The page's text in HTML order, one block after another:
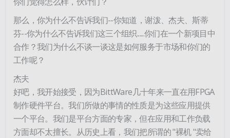
那么，你为什么不告诉我们--你知道，谢泼、杰夫、斯蒂
芬--你为什么不告诉我们这三个组织......你们在一个新项目中
合作？我们为什么不谈一谈这是如何服务于市场和你们的
工作呢？
杰夫
好吧，我开始接受，因为BittWare几十年来一直在用FPGA
制作硬件平台。我们所做的事情的性质是为这些应用提供
一个平台。我们是平台方面的专家，但在应用和工作负载
方面却不太擅长。从历史上看，我们把所谓的 "裸机 "卖给